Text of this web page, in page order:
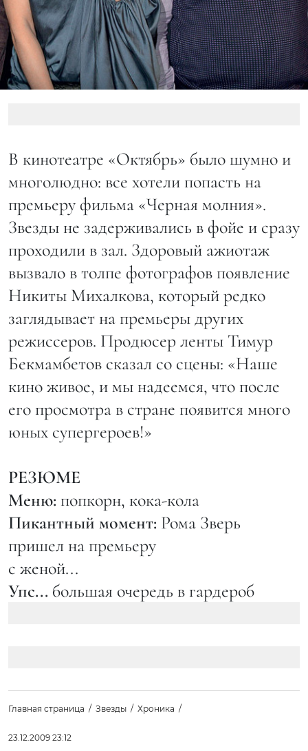
В кинотеатре «Октябрь» было шумно и
многолюдно: все хотели попасть на
премьеру фильма «Черная молния».
Звезды не задерживались в фойе и сразу
проходили в зал. Здоровый ажиотаж
вызвало в толпе фотографов появление
Никиты Михалкова, который редко
заглядывает на премьеры других
режиссеров. Продюсер ленты Тимур
Бекмамбетов сказал со сцены: «Наше
кино живое, и мы надеемся, что после
его просмотра в стране появится много
юных супергероев!»
РЕЗЮМЕ
Меню: попкорн, кока-кола
Пикантный момент: Рома Зверь
пришел на премьеру
с женой...
Упс... большая очередь в гардероб
Главная страница Звезды Хроника
23.12.2009 23:12